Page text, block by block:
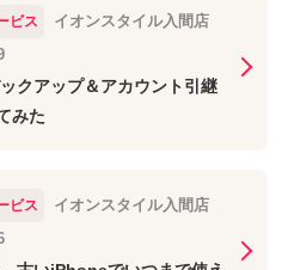
ビス
イオンスタイル入間店
クアップ＆アカウント引継
みた
ビス
イオンスタイル入間店